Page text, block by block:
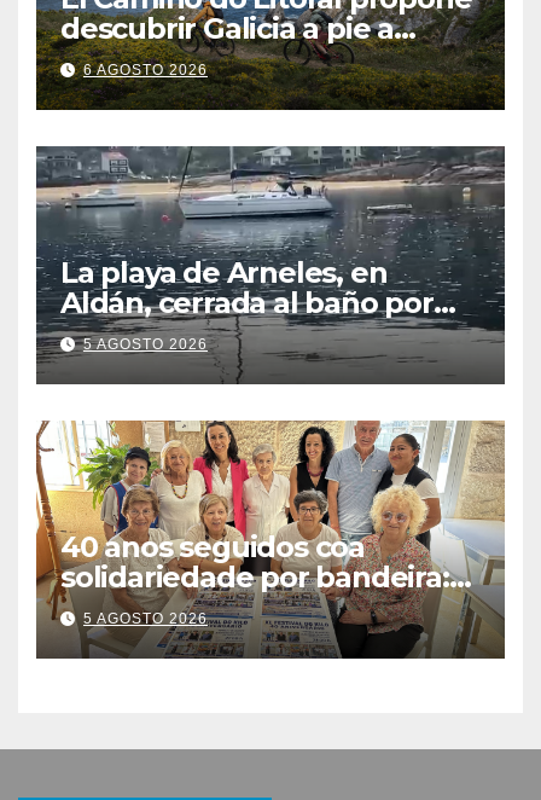
descubrir Galicia a pie a
través de más de 1.300
kilómetros
6 AGOSTO 2026
La playa de Arneles, en
Aldán, cerrada al baño por
contaminación del agua tras
detectarse restos fecales
5 AGOSTO 2026
40 anos seguidos coa
solidariedade por bandeira:
este venres celébrase o
Festival do Kilo no Auditorio
5 AGOSTO 2026